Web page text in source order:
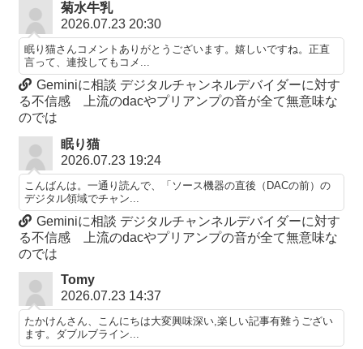
菊水牛乳
2026.07.23 20:30
眠り猫さんコメントありがとうございます。嬉しいですね。正直
言って、連投してもコメ...
Geminiに相談 デジタルチャンネルデバイダーに対す
る不信感 上流のdacやプリアンプの音が全て無意味な
のでは
眠り猫
2026.07.23 19:24
こんばんは。一通り読んで、「ソース機器の直後（DACの前）の
デジタル領域でチャン...
Geminiに相談 デジタルチャンネルデバイダーに対す
る不信感 上流のdacやプリアンプの音が全て無意味な
のでは
Tomy
2026.07.23 14:37
たかけんさん、こんにちは大変興味深い,楽しい記事有難うござい
ます。ダブルブライン...